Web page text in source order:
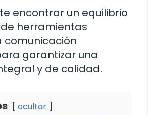
encontrar un equilibrio
herramientas
comunicación
garantizar una
y de calidad.
ocultar